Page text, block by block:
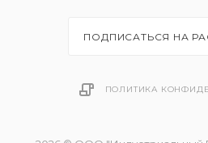
ПОДПИСАТЬСЯ НА
ПОЛИТИКА